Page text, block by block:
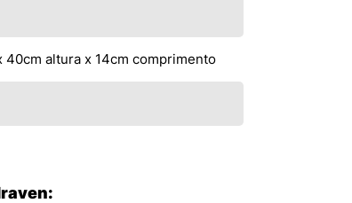
40cm altura x 14cm comprimento